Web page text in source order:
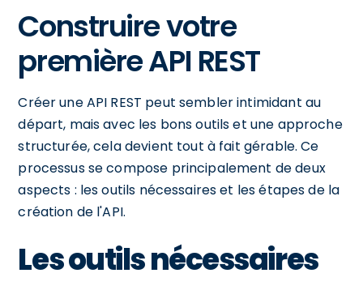
Construire votre
première API REST
Créer une API REST peut sembler intimidant au
départ, mais avec les bons outils et une approche
structurée, cela devient tout à fait gérable. Ce
processus se compose principalement de deux
aspects : les outils nécessaires et les étapes de la
création de l'API.
Les outils nécessaires